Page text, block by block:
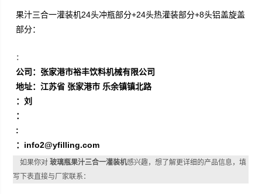
果汁三合一灌装机24头冲瓶部分+24头热灌装部分+8头铝盖旋盖
部分：
：
公司：张家港市裕丰饮料机械有限公司
地址：江苏省 张家港市 乐余镇镇北路
：刘
：
:
： info2@yfilling.com
如果你对玻璃瓶果汁三合一灌装机感兴趣，想了解更详细的产品信息，填
写下表直接与厂家联系：